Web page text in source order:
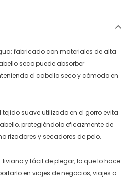
fabricado con materiales de alta
seco puede absorber
el cabello seco y cómodo en
tejido suave utilizado en el gorro evita
protegiéndolo eficazmente de
rizadores y secadores de pelo.
y fácil de plegar, lo que lo hace
en viajes de negocios, viajes o